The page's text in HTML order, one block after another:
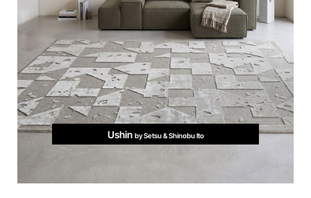
Ushin by Setsu & Shinobu Ito